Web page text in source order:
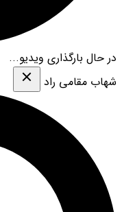
در حال بارگذاری ویدیو...
شهاب مقامی‌ راد